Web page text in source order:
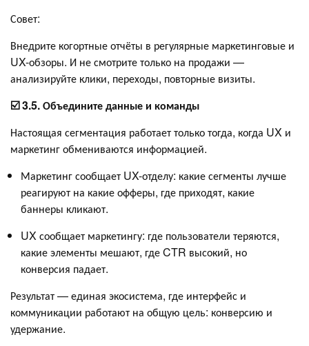
Совет:
Внедрите когортные отчёты в регулярные маркетинговые и
UX-обзоры. И не смотрите только на продажи —
анализируйте клики, переходы, повторные визиты.
☑️ 3.5. Объедините данные и команды
Настоящая сегментация работает только тогда, когда UX и
маркетинг обмениваются информацией.
Маркетинг сообщает UX-отделу: какие сегменты лучше
реагируют на какие офферы, где приходят, какие
баннеры кликают.
UX сообщает маркетингу: где пользователи теряются,
какие элементы мешают, где CTR высокий, но
конверсия падает.
Результат — единая экосистема, где интерфейс и
коммуникации работают на общую цель: конверсию и
удержание.